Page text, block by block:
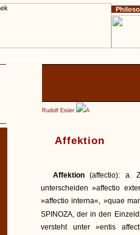
Rudolf Eisler A
Affektion
Affektion(affectio): a.
unterscheiden »affectio
»affectio interna«, »quae
SPINOZA, der in den
versteht unter »entis